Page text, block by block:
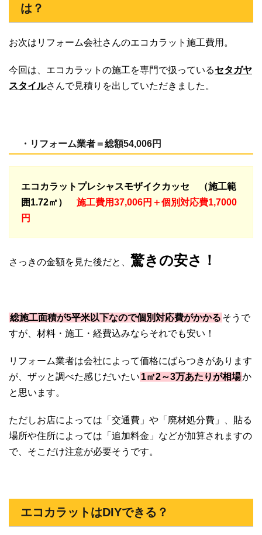
は？
お次はリフォーム会社さんのエコカラット施工費用。
今回は、エコカラットの施工を専門で扱っているセタガヤ
スタイルさんで見積りを出していただきました。
・リフォーム業者＝総額54,006円
エコカラットプレシャスモザイクカッセ （施工範
囲1.72㎡） 施工費用37,006円＋個別対応費1,7000
円
さっきの金額を見た後だと、 驚きの安さ！
総施工面積が5平米以下なので個別対応費がかかる そうで
すが、材料・施工・経費込みならそれでも安い！
リフォーム業者は会社によって価格にばらつきがあります
が、ザッと調べた感じだいたい 1㎡2～3万あたりが相場か
と思います。
ただしお店によっては「交通費」や「廃材処分費」、貼る
場所や住所によっては「追加料金」などが加算されますの
で、そこだけ注意が必要そうです。
エコカラットはDIYできる？